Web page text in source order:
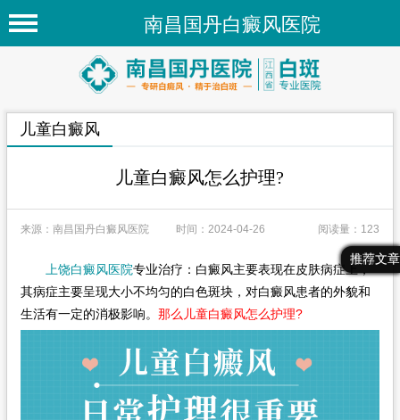
南昌国丹白癜风医院
首页
医院新闻
先进技术
白癜风常识
白癜风人群
在线问诊
最新文章
热门文章
推荐文章
儿童白癜风
儿童白癜风怎么护理?
来源：南昌国丹白癜风医院 时间：2024-04-26 阅读量：123
上饶白癜风医院专业治疗：白癜风主要表现在皮肤病症上，
其病症主要呈现大小不均匀的白色斑块，对白癜风患者的外貌和
生活有一定的消极影响。 那么儿童白癜风怎么护理?